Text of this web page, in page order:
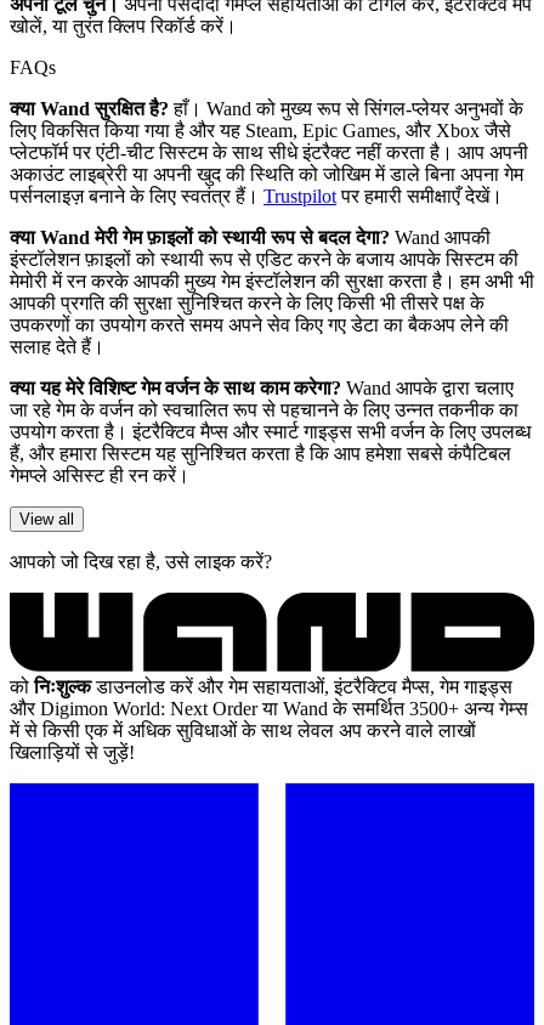
खोलें, या तुरंत क्लिप रिकॉर्ड करें।
FAQs
क्या Wand सुरक्षित है? हाँ। Wand को मुख्य रूप से सिंगल-प्लेयर अनुभवों के
लिए विकसित किया गया है और यह Steam, Epic Games, और Xbox जैसे
प्लेटफॉर्म पर एंटी-चीट सिस्टम के साथ सीधे इंटरैक्ट नहीं करता है। आप अपनी
अकाउंट लाइब्रेरी या अपनी खुद की स्थिति को जोखिम में डाले बिना अपना गेम
पर्सनलाइज़ बनाने के लिए स्वतंत्र हैं। Trustpilotपर हमारी समीक्षाएँ देखें।
क्या Wand मेरी गेम फ़ाइलों को स्थायी रूप से बदल देगा? Wand आपकी
इंस्टॉलेशन फ़ाइलों को स्थायी रूप से एडिट करने के बजाय आपके सिस्टम की
मेमोरी में रन करके आपकी मुख्य गेम इंस्टॉलेशन की सुरक्षा करता है। हम अभी भी
आपकी प्रगति की सुरक्षा सुनिश्चित करने के लिए किसी भी तीसरे पक्ष के
उपकरणों का उपयोग करते समय अपने सेव किए गए डेटा का बैकअप लेने की
सलाह देते हैं।
क्या यह मेरे विशिष्ट गेम वर्जन के साथ काम करेगा? Wand आपके द्वारा चलाए
जा रहे गेम के वर्जन को स्वचालित रूप से पहचानने के लिए उन्नत तकनीक का
उपयोग करता है। इंटरैक्टिव मैप्स और स्मार्ट गाइड्स सभी वर्जन के लिए उपलब्ध
हैं, और हमारा सिस्टम यह सुनिश्चित करता है कि आप हमेशा सबसे कंपैटिबल
गेमप्ले असिस्ट ही रन करें।
View all
आपको जो दिख रहा है, उसे लाइक करें?
कोनिःशुल्कडाउनलोड करें और गेम सहायताओं, इंटरैक्टिव मैप्स, गेम गाइड्स
और Digimon World: Next Order या Wand के समर्थित 3500+ अन्य गेम्स
में से किसी एक में अधिक सुविधाओं के साथ लेवल अप करने वाले लाखों
खिलाड़ियों से जुड़ें!